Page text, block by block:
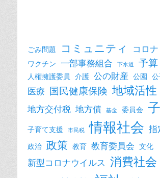
ごみ問題 コミュニティ コロナ
ワクチン 一部事務組合 下水道 予算
人権擁護委員 介護 公の財産 公園
医療 国民健康保険 地域活性
地方交付税 地方債 基金 委員会
子育て支援 市民税 情報社会 指
政治 政策 教育 教育委員会 文化
新型コロナウイルス 消費社会